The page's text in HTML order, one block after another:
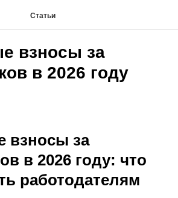
Статьи
взносы за
в 2026 году
взносы за
в 2026 году: что
работодателям